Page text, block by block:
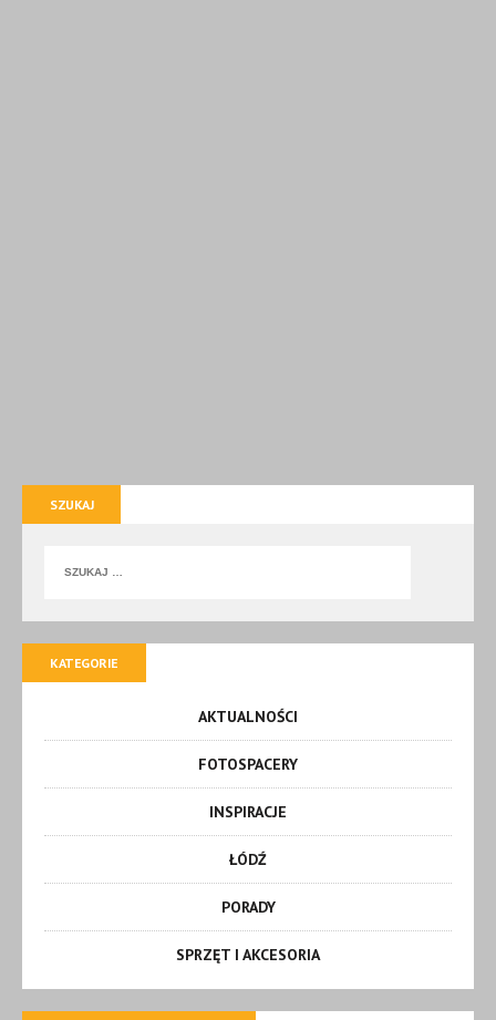
SZUKAJ
KATEGORIE
AKTUALNOŚCI
FOTOSPACERY
INSPIRACJE
ŁÓDŹ
PORADY
SPRZĘT I AKCESORIA